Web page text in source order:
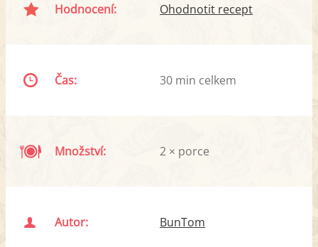
Hodnocení: Ohodnotit recept
Čas: 30 min celkem
Množství: 2 × porce
Autor: BunTom